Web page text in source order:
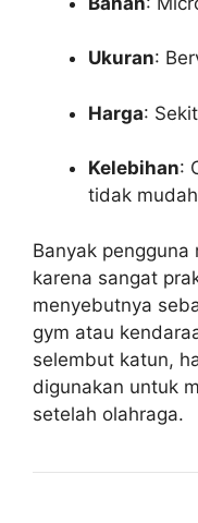
Ukuran:
Harga:
Kelebihan:
tidak
Banyak pengguna
karena sangat
menyebutnya
gym atau
selembut katun,
digunakan untuk
setelah olahraga.